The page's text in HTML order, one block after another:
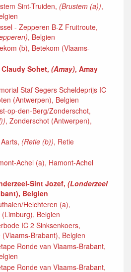
Sint-Truiden, (Brustem (a)),
- Zepperen B-Z Fruitroute,
, Belgien
(b), Betekom (Vlaams-
Claudy Sohet, (Amay), Amay
Staf Segers Scheldeprijs IC
(Antwerpen), Belgien
op-den-Berg/Zonderschot,
, Zonderschot (Antwerpen),
(Retie (b)), Retie
Achel (a), Hamont-Achel
Sint Jozef, (Londerzeel
Belgien
Helchteren (a),
Belgien
IC 2 Sinksenkoers,
(Vlaams-Brabant), Belgien
Ronde van Vlaams-Brabant,
Ronde van Vlaams-Brabant,